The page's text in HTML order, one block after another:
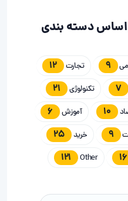
اساس دسته بندی
9 تجارت 12
7 تکنولوژی 21
10 آموزش 6
9 خرید 25
16
Other
121